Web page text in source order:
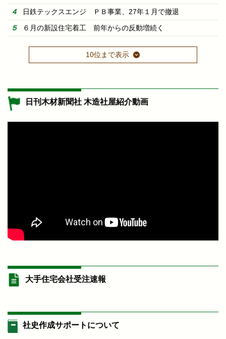
日鉄テックスエンジ ＰＢ事業、27年１月で撤退
６月の新設住宅着工 前年からの反動増続く
10位まで表示
日刊木材新聞社 木造社屋紹介動画
大手住宅会社受注速報
社史作成サポートについて